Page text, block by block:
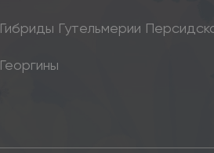
Гибриды Гутельмерии
Георгины